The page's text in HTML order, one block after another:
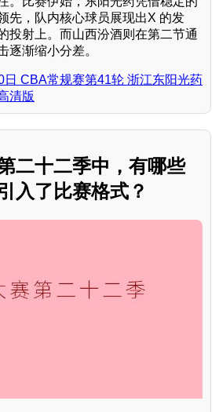
先，队内核心球员展现出X 的发
投射上。而山西汾酒则在第二节通
逐渐缩小分差。
CBA常规赛第41轮 浙江东阳光药
清版
二十二季中，有哪些
入了比赛格式？